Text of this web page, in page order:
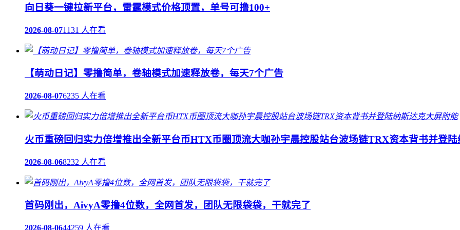
向日葵一键拉新平台，雷霆模式价格顶置，单号可撸100+
2026-08-071131 人在看
【萌动日记】零撸简单，卷轴模式加速释放卷，每天7个广告
2026-08-076235 人在看
火币重磅回归实力倍增推出全新平台币HTX币圈顶流大咖孙宇晨控股站台波场链TRX资本背书并登
2026-08-068232 人在看
首码刚出，AivyA零撸4位数，全网首发，团队无限袋袋，干就完了
2026-08-0644259 人在看